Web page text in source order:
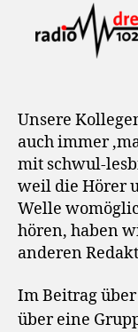
Unsere
auch immer
mit schwul-
weil die Hörer
Welle
hören, haben
anderen
Im Beitrag über
über eine